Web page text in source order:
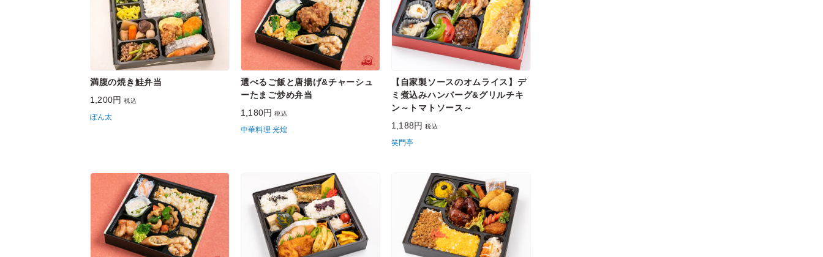
満腹の焼き鮭弁当
1,200円税込
ぽん太
選べるご飯と唐揚げ&チャーシュ
ーたまご炒め弁当
1,180円税込
中華料理 光煌
【自家製ソースのオムライス】デ
ミ煮込みハンバーグ&グリルチキ
ン～トマトソース～
1,188円税込
笑門亭